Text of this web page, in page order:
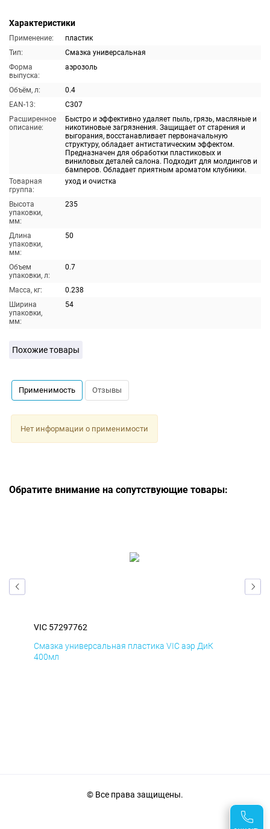
Характеристики
Применение:
пластик
Тип:
Смазка универсальная
Форма
выпуска:
аэрозоль
Объём, л:
0.4
EAN-13:
C307
Расширенное
описание:
Быстро и эффективно удаляет пыль, грязь, масляные и
никотиновые загрязнения. Защищает от старения и
выгорания, восстанавливает первоначальную
структуру, обладает антистатическим эффектом.
Предназначен для обработки пластиковых и
виниловых деталей салона. Подходит для молдингов и
бамперов. Обладает приятным ароматом клубники.
Товарная
группа:
уход и очистка
Высота
упаковки,
мм:
235
Длина
упаковки,
мм:
50
Объем
упаковки, л:
0.7
Масса, кг:
0.238
Ширина
упаковки,
мм:
54
Похожие товары
Применимость Отзывы
Нет информации о применимости
Обратите внимание на сопутствующие товары:
VIC 57297762
Смазка универсальная пластика VIC аэр ДиК
400мл
© Все права защищены.